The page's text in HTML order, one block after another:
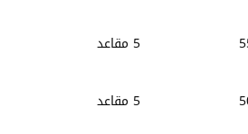
5 مقاعد
5 مقاعد